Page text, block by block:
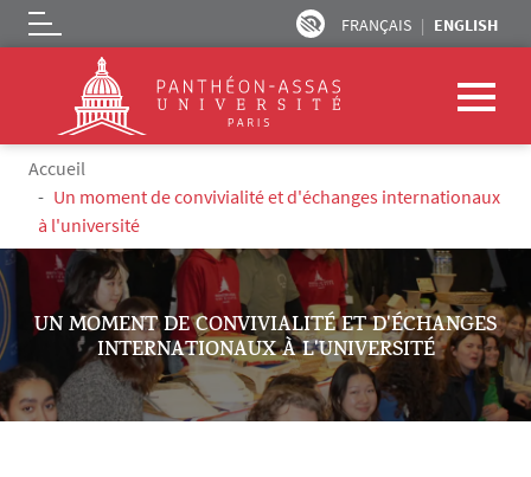
Skip to main content
FRANÇAIS ENGLISH
Logo
Breadcrumb
Accueil
Un moment de convivialité et d'échanges internationaux
à l'université
UN MOMENT DE CONVIVIALITÉ ET D'ÉCHANGES
INTERNATIONAUX À L'UNIVERSITÉ